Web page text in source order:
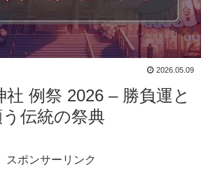
2026.05.09
例祭 2026 – 勝負運と
伝統の祭典
スポンサーリンク